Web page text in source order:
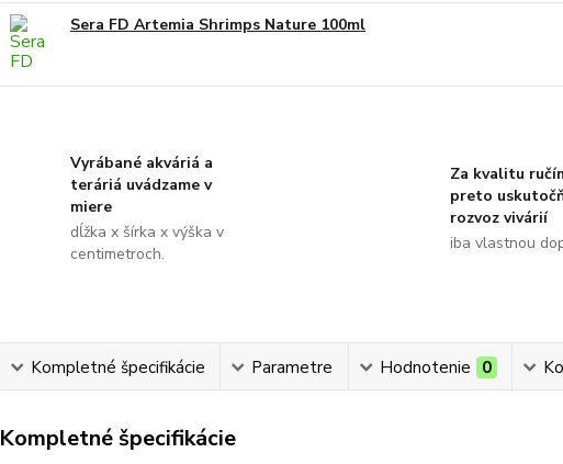
Sera FD Artemia Shrimps Nature 100ml
Vyrábané akváriá a
teráriá uvádzame v
miere
dĺžka x šírka x výška v
centimetroch.
Za kvalitu
preto
rozvoz vivárií
iba vlastnou
Kompletné špecifikácie Parametre Hodnotenie 0
Kompletné špecifikácie